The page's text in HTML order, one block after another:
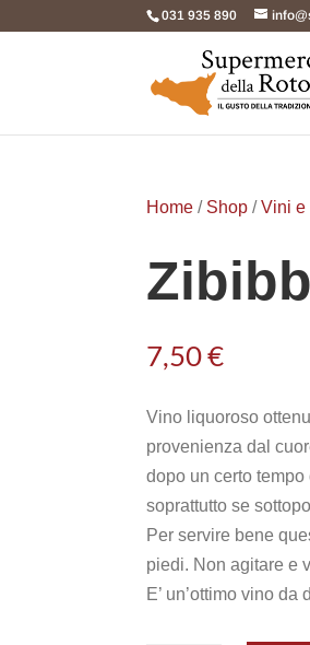
031 935 890
Home / Shop /Vini e
7,50€
Vino liquoroso
provenienza dal
dopo un certo
soprattutto se
Per servire bene
piedi. Non agitare e
E’ un’ottimo vino da